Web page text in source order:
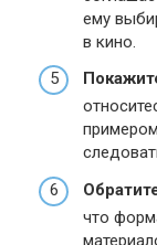
ему
в кино.
что